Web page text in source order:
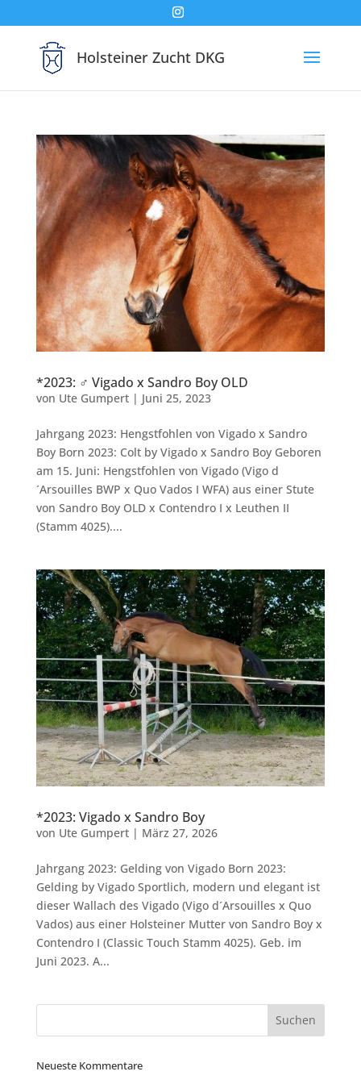
Holsteiner Zucht DKG
*2023: ♂ Vigado x Sandro Boy OLD
von Ute Gumpert| Juni 25, 2023
Jahrgang 2023: Hengstfohlen von Vigado x Sandro
Boy Born 2023: Colt by Vigado x Sandro Boy Geboren
am 15. Juni: Hengstfohlen von Vigado (Vigo d
´Arsouilles BWP x Quo Vados I WFA) aus einer Stute
von Sandro Boy OLD x Contendro I x Leuthen II
(Stamm 4025)....
*2023: Vigado x Sandro Boy
von Ute Gumpert| März 27, 2026
Jahrgang 2023: Gelding von Vigado Born 2023:
Gelding by Vigado Sportlich, modern und elegant ist
dieser Wallach des Vigado (Vigo d´Arsouilles x Quo
Vados) aus einer Holsteiner Mutter von Sandro Boy x
Contendro I (Classic Touch Stamm 4025). Geb. im
Juni 2023. A...
Neueste Kommentare